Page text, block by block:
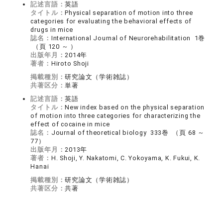
記述言語：英語
タイトル：Physical separation of motion into three
categories for evaluating the behavioral effects of
drugs in mice
誌名： International Journal of Neurorehabilitation 1巻
（頁 120 ～ ）
出版年月：2014年
著者： Hiroto Shoji
掲載種別：研究論文（学術雑誌）
共著区分：単著
記述言語：英語
タイトル：New index based on the physical separation
of motion into three categories for characterizing the
effect of cocaine in mice
誌名： Journal of theoretical biology 333巻 （頁 68 ～
77）
出版年月：2013年
著者： H. Shoji, Y. Nakatomi, C. Yokoyama, K. Fukui, K.
Hanai
掲載種別：研究論文（学術雑誌）
共著区分：共著